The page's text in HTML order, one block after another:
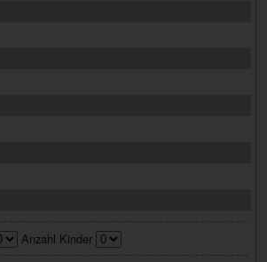
Anzahl Kinder